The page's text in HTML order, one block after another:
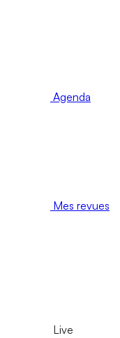
Agenda
Mes revues
Live